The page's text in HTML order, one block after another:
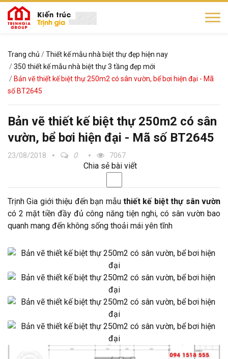
Trang chủ
Thiết kế mẫu nhà biệt thự đẹp hiện nay
350 thiết kế mẫu nhà biệt thự 3 tầng đẹp mới
Bản vẽ thiết kế biệt thự 250m2 có sân vườn, bể bơi hiện đại - Mã
số BT2645
Bản vẽ thiết kế biệt thự 250m2 có sân
vườn, bể bơi hiện đại - Mã số BT2645
23/08/2018 0 7067
Chia sẻ bài viết
Trịnh Gia giới thiệu đến bạn mẫu thiết kế biệt thự sân vườn
có 2 mặt tiền đầy đủ công năng tiện nghi, có sân vườn bao
quanh mang đến không sống thoải mái yên tĩnh